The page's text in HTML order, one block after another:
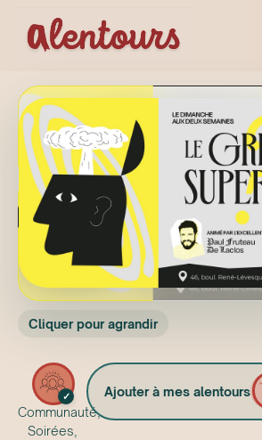
Cliquer pour agrandir
✓
Communauté,
Soirées,
Ajouter à mes alentours